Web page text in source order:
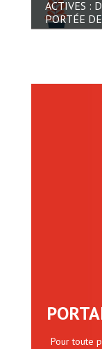
ACTIVES :
PORTÉE
Pour toute